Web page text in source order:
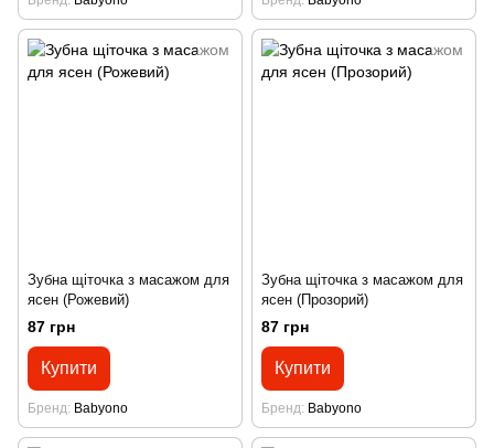
Зубна щіточка з масажом для
ясен (Рожевий)
87 грн
Купити
Бренд Babyono
Зубна щіточка з масажом для
ясен (Прозорий)
87 грн
Купити
Бренд Babyono